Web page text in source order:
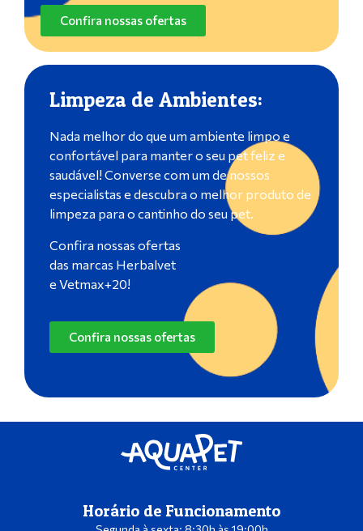
Confira nossas ofertas
Limpeza de Ambientes:
Nada melhor do que um ambiente limpo e
confortável para manter o seu pet feliz e
saudável! Converse com um de nossos
especialistas e descubra o melhor produto de
limpeza para o cantinho do seu pet.
Confira nossas ofertas
das marcas Herbalvet
e Vetmax+20!
Confira nossas ofertas
Horário de Funcionamento